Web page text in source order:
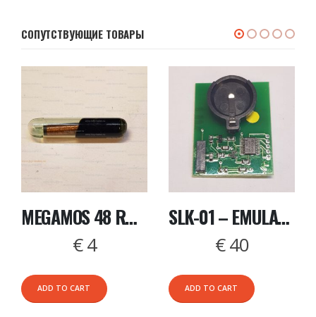
СОПУТСТВУЮЩИЕ ТОВАРЫ
MEGAMOS 48 RW КИТАЙ
€4
ADD TO CART
SLK-01 – EMULATOR DST 40, P1 94,D4
€40
ADD TO CART